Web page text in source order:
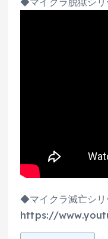
◆マイクラ滅亡シリ
https://